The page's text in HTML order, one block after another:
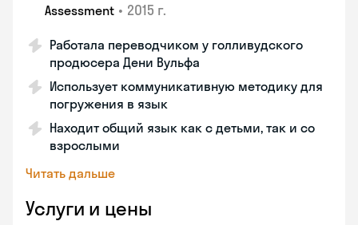
Assessment • 2015 г.
Работала переводчиком у голливудского
продюсера Дени Вульфа
Использует коммуникативную методику для
погружения в язык
Находит общий язык как с детьми, так и со
взрослыми
Читать дальше
Услуги и цены